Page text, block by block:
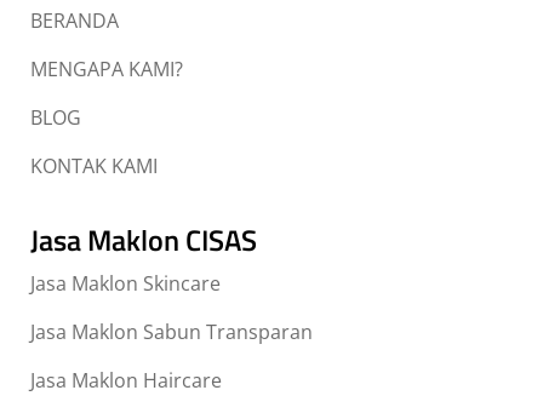
BERANDA
MENGAPA KAMI?
BLOG
KONTAK KAMI
Jasa Maklon CISAS
Jasa Maklon Skincare
Jasa Maklon Sabun Transparan
Jasa Maklon Haircare